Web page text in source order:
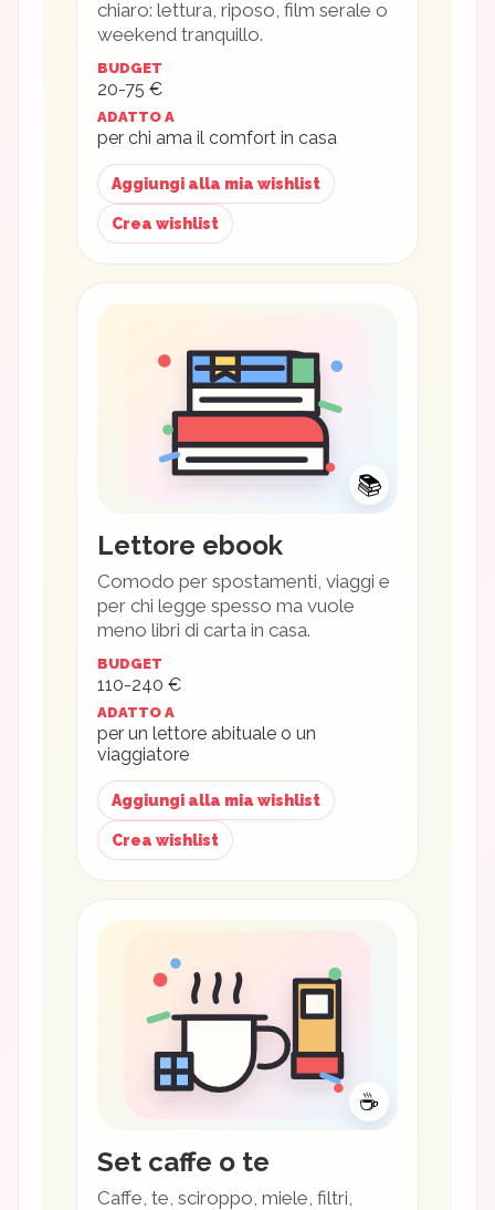
chiaro: lettura, riposo, film serale o
weekend tranquillo.
BUDGET
20-75 €
ADATTO A
per chi ama il comfort in casa
Aggiungi alla mia wishlist
Crea wishlist
📚
Lettore ebook
Comodo per spostamenti, viaggi e
per chi legge spesso ma vuole
meno libri di carta in casa.
BUDGET
110-240 €
ADATTO A
per un lettore abituale o un
viaggiatore
Aggiungi alla mia wishlist
Crea wishlist
☕
Set caffe o te
Caffe, te, sciroppo, miele, filtri,